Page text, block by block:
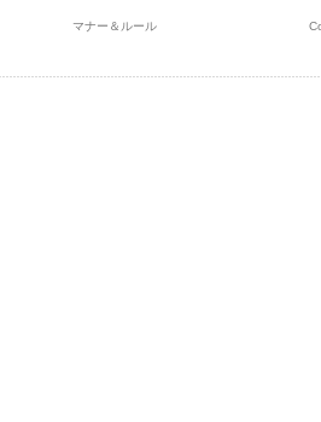
マナー＆ルール